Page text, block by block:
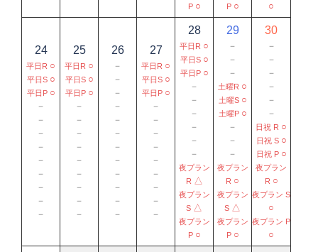
P ○
P ○ ○
24
平日R ○
平日S ○
平日P ○
－
－
－
－
－
－
－
－
－
25
平日R ○
平日S ○
平日P ○
－
－
－
－
－
－
－
－
－
26
－
－
－
－
－
－
－
－
－
－
－
－
27
平日R ○
平日S ○
平日P ○
－
－
－
－
－
－
－
－
－
28
平日R ○
平日S ○
平日P ○
－
－
－
－
－
－
夜プラン
R △
夜プラン
S △
夜プラン
P ○
29
－
－
－
土曜R ○
土曜S ○
土曜P ○
－
－
－
夜プラン
R ○
夜プラン
S △
夜プラン
P ○
30
－
－
－
－
－
－
日祝 R ○
日祝 S ○
日祝 P ○
夜プラン
R ○
夜プラン S
○
夜プラン P
○